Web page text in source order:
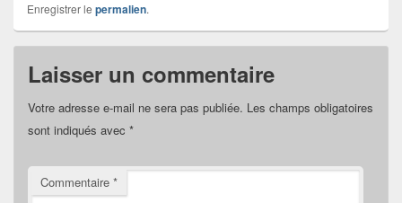
Enregistrer le permalien.
Laisser un commentaire
Votre adresse e-mail ne sera pas publiée. Les champs obligatoires
sont indiqués avec *
Commentaire *